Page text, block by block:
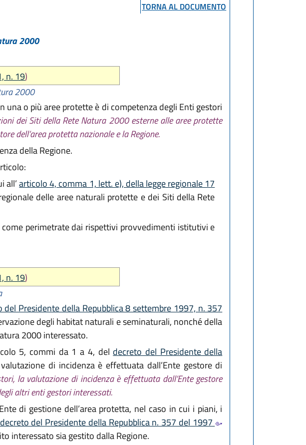
TORNA AL DOCUMENTO
2000
n. 19)
2000
o più aree protette è di competenza degli Enti gestori
dei Siti della Rete Natura 2000 esterne alle aree protette
dell’area protetta nazionale e la Regione.
della Regione.
all’articolo 4, comma 1, lett. e), della legge regionale 17
delle aree naturali protette e dei Siti della Rete
perimetrate dai rispettivi provvedimenti istitutivi e
n. 19)
del Presidente della Repubblica 8 settembre 1997, n. 357
degli habitat naturali e seminaturali, nonché della
2000 interessato.
5, commi da 1 a 4, del decreto del Presidente della
di incidenza è effettuata dall’Ente gestore di
la valutazione di incidenza è effettuata dall’Ente gestore
altri enti gestori interessati.
di gestione dell’area protetta, nel caso in cui i piani, i
decreto del Presidente della Repubblica n. 357 del 1997
interessato sia gestito dalla Regione.